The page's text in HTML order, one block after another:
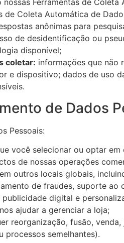
Ferramentas de
de Coleta Automática de
anônimas para
de desidentificação ou
disponível;
coletar: informações que não
e dispositivo; dados de uso
de Dados
Pessoais:
você selecionar ou optar
de nossas operações
outros locais globais,
de fraudes, suporte
digital e
ajudar a gerenciar a loja;
reorganização, fusão,
processos semelhantes).